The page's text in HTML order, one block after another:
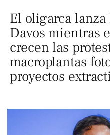
El oligarca
Davos mientras
crecen las
macroplantas
proyectos